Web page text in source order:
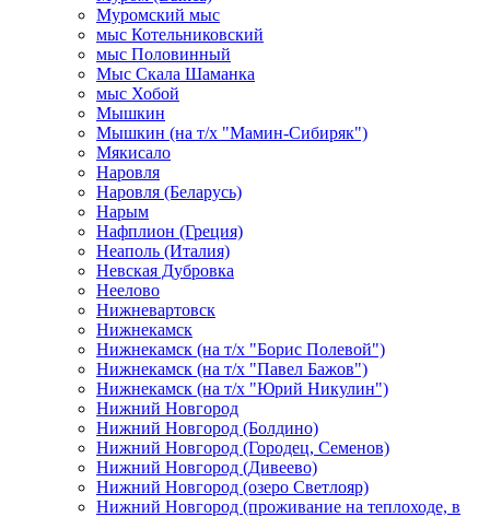
Муромский мыс
мыс Котельниковский
мыс Половинный
Мыс Скала Шаманка
мыс Хобой
Мышкин
Мышкин (на т/х "Мамин-Сибиряк")
Мякисало
Наровля
Наровля (Беларусь)
Нарым
Нафплион (Греция)
Неаполь (Италия)
Невская Дубровка
Неелово
Нижневартовск
Нижнекамск
Нижнекамск (на т/х "Борис Полевой")
Нижнекамск (на т/х "Павел Бажов")
Нижнекамск (на т/х "Юрий Никулин")
Нижний Новгород
Нижний Новгород (Болдино)
Нижний Новгород (Городец, Семенов)
Нижний Новгород (Дивеево)
Нижний Новгород (озеро Светлояр)
Нижний Новгород (проживание на теплоходе, в